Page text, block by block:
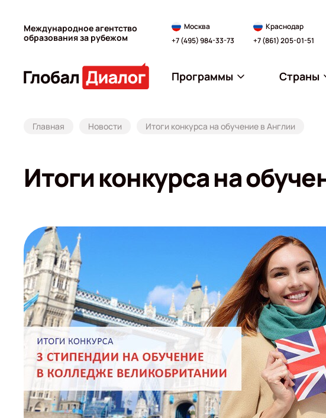
Международное агентство
образования за рубежом
Москва
+7 (495) 984-33-73
Краснодар
+7 (861) 205-01-51
Программы Страны
Главная Новости Итоги конкурса на обучение в Англии
Итоги конкурса на